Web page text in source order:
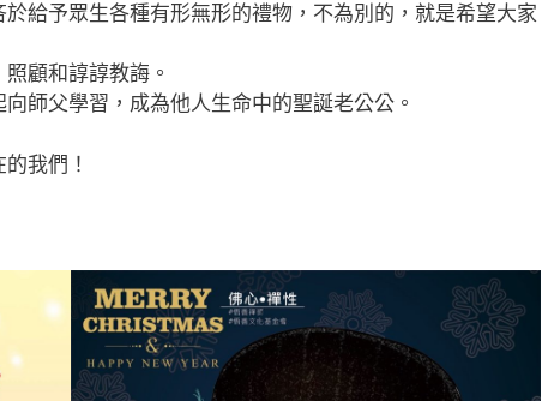
給予眾生各種有形無形的禮物，不為別的，就是希望大家
顧和諄諄教誨。
師父學習，成為他人生命中的聖誕老公公。
我們！